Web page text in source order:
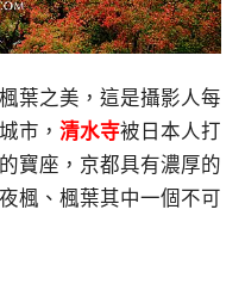
葉之美，這是攝影人每
市， 清水寺被日本人打
寶座，京都具有濃厚的
楓、楓葉其中一個不可